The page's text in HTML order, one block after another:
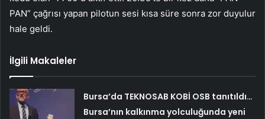
PAN” çağrısı yapan pilotun sesi kısa süre sonra zor duyulur
hale geldi.
İlgili Makaleler
Bursa’da TEKNOSAB KOBİ OSB tanıtıldı…
Bursa’nın kalkınma yolculuğunda yeni